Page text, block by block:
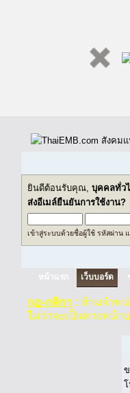
ยินดีต้อนรับคุณ, บุคคลทั่ว
ส่งอีเมล์ยืนยันการใช้งาน?
เข้าสู่ระบบด้วยชื่อผู้ใช้ รหัสผ่าน
หน้าแรก เว็บบอร์ด
กฏ-กติกา : ห้ามจำห
ไม่ว่าจะเป็นทางหน้า